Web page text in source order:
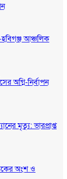
আঞ্চলিক
অগ্নি-নির্বাপন
মৃত্যু: ভারপ্রাপ্ত
অংশ ও